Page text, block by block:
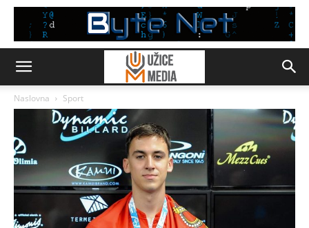
Naslovna Sport